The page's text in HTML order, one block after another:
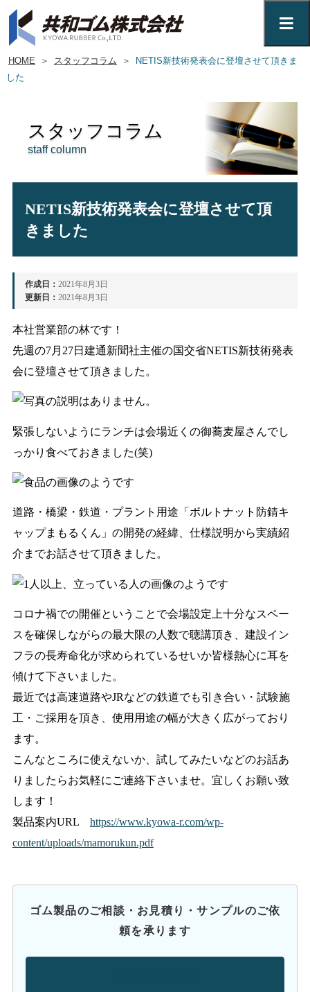
HOME ＞ スタッフコラム ＞
NETIS新技術発表会に登壇させて頂きま
した
スタッフコラム
staff column
NETIS新技術発表会に登壇させて頂
きました
作成日： 2021年8月3日
更新日： 2021年8月3日
本社営業部の林です！
先週の7月27日建通新聞社主催の国交省NETIS新技術発表
会に登壇させて頂きました。
緊張しないようにランチは会場近くの御蕎麦屋さんでし
っかり食べておきました(笑)
道路・橋梁・鉄道・プラント用途「ボルトナット防錆キ
ャップまもるくん」の開発の経緯、仕様説明から実績紹
介までお話させて頂きました。
コロナ禍での開催ということで会場設定上十分なスペー
スを確保しながらの最大限の人数で聴講頂き、建設イン
フラの長寿命化が求められているせいか皆様熱心に耳を
傾けて下さいました。
最近では高速道路やJRなどの鉄道でも引き合い・試験施
工・ご採用を頂き、使用用途の幅が大きく広がっており
ます。
こんなところに使えないか、試してみたいなどのお話あ
りましたらお気軽にご連絡下さいませ。宜しくお願い致
します！
製品案内URL https://www.kyowa-r.com/wp-
content/uploads/mamorukun.pdf
ゴム製品のご相談・お見積り・サンプルのご依
頼を承ります